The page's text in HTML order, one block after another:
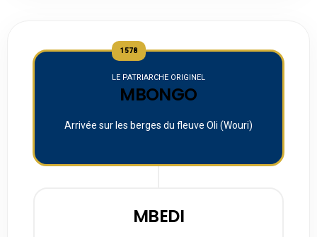
1578
LE PATRIARCHE ORIGINEL
MBONGO
Arrivée sur les berges du fleuve Oli (Wouri)
MBEDI